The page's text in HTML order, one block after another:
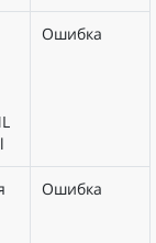
Ошибка
Ошибка